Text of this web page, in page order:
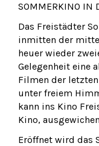
SOMMERKINO IN
Das Freistädter
inmitten der
heuer wieder
Gelegenheit eine
Filmen der
unter freiem
kann ins Kino
Kino,
Eröffnet wird das